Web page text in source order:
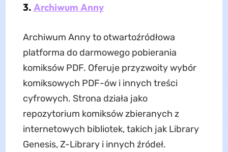
3. Archiwum Anny
Archiwum Anny to otwartoźródłowa
platforma do darmowego pobierania
komiksów PDF. Oferuje przyzwoity wybór
komiksowych PDF-ów i innych treści
cyfrowych. Strona działa jako
repozytorium komiksów zbieranych z
internetowych bibliotek, takich jak Library
Genesis, Z-Library i innych źródeł.